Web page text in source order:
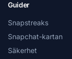
Guider
Snapstreaks
Snapchat-kartan
Säkerhet